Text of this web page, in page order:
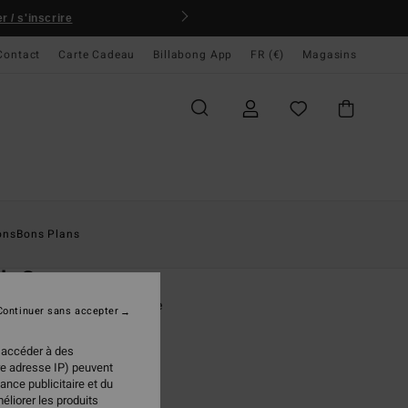
/ s'inscrire
Carte Cadeau Billabong App FR (€) Magasins
Bons Plans
Cr
à col rond Marron Homme
50%
à des
adresse IP) peuvent
publicitaire et du
les produits
sans accepter